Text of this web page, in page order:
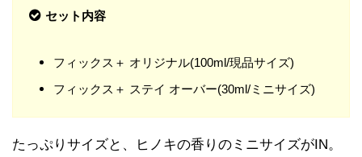
セット内容
フィックス＋ オリジナル(100ml/現品サイズ)
フィックス＋ ステイ オーバー(30ml/ミニサイズ)
たっぷりサイズと、ヒノキの香りのミニサイズがIN。